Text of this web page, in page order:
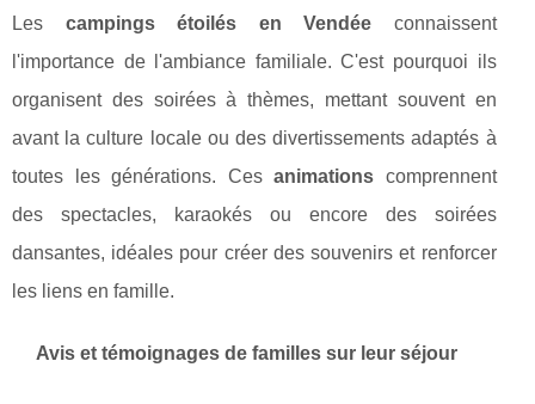
Les campings étoilés en Vendée connaissent
l'importance de l'ambiance familiale. C'est pourquoi ils
organisent des soirées à thèmes, mettant souvent en
avant la culture locale ou des divertissements adaptés à
toutes les générations. Cesanimations comprennent
des spectacles, karaokés ou encore des soirées
dansantes, idéales pour créer des souvenirs et renforcer
les liens en famille.
Avis et témoignages de familles sur leur séjour